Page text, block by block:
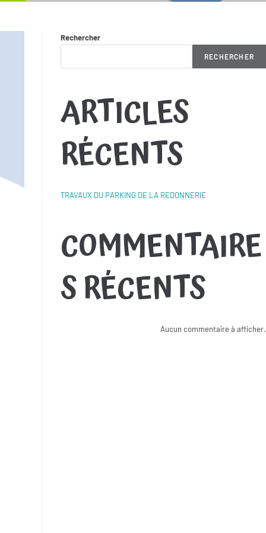
Rechercher
RECHERCHER
ARTICLES
RÉCENTS
TRAVAUX DU PARKING DE LA REDONNERIE
COMMENTAIRE
S RÉCENTS
Aucun commentaire à afficher.